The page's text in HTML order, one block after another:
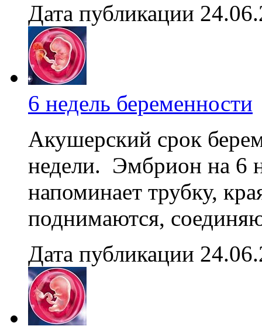
Дата публикации
6 недель беременности
Акушерский срок
недели. Эмбрион на 6
напоминает трубку,
поднимаются,
Дата публикации